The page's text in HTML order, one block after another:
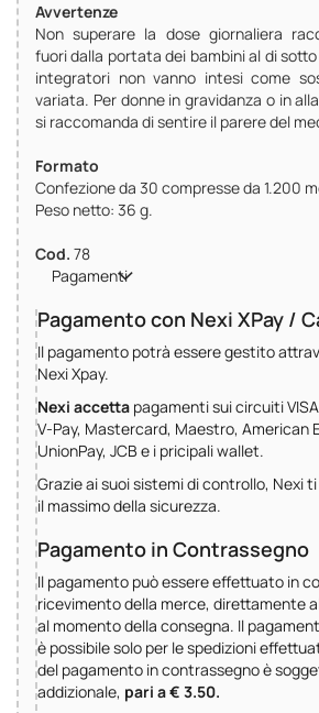
Avvertenze
Non superare la dose giornaliera
fuori dalla portata dei bambini al di
integratori non vanno intesi come
variata. Per donne in gravidanza o in
si raccomanda di sentire il parere del
Formato
Confezione da 30 compresse da 1.200
Peso netto: 36 g.
Cod. 78
Pagamenti
Pagamento con Nexi XPay /
Il pagamento potrà essere gestito
Nexi Xpay.
Nexi accetta pagamenti sui circuiti
V‑Pay, Mastercard, Maestro, American
UnionPay, JCB e i pricipali wallet.
Grazie ai suoi sistemi di controllo, Nexi
il massimo della sicurezza.
Pagamento in Contrassegno
Il pagamento può essere effettuato in
ricevimento della merce, direttamente
al momento della consegna. Il
è possibile solo per le spedizioni
del pagamento in contrassegno è
addizionale, pari a € 3.50.